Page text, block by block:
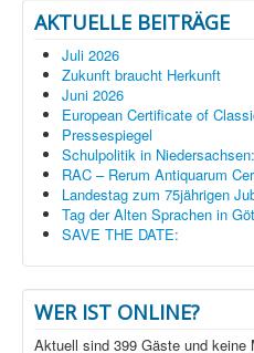
AKTUELLE BEITRÄGE
Juli 2026
Zukunft braucht Herkunft
Juni 2026
European Certificate of
Pressespiegel
Schulpolitik in Niedersachsen:
RAC – Rerum Antiquarum
Landestag zum 75jährigen
Tag der Alten Sprachen in
SAVE THE DATE:
WER IST ONLINE?
Aktuell sind 399 Gäste und keine